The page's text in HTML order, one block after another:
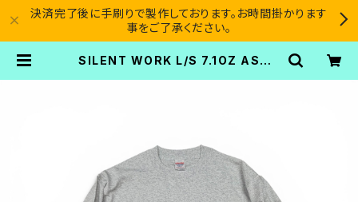
決済完了後に手刷りで製作しております。お時間掛かります
事をご了承ください。
SILENT WORK L/S 7.1OZ ASH |